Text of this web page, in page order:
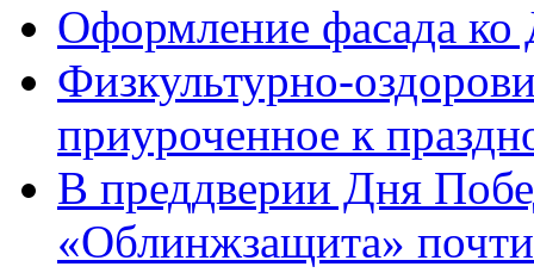
Оформление фасада
Физкультурно-
приуроченное к
В преддверии Дня
«Облинжзащита»